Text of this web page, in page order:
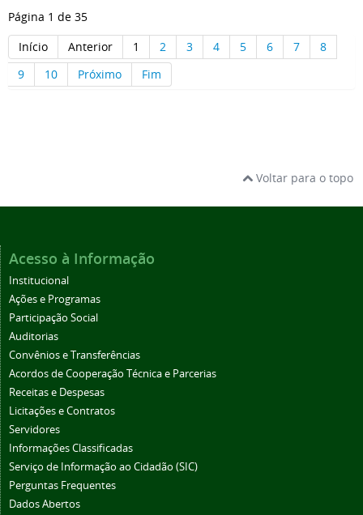
Página 1 de 35
Início
Anterior 1 2 3 4 5 6 7
8
9
10 Próximo Fim
Voltar para o topo
Acesso à Informação
Institucional
Ações e Programas
Participação Social
Auditorias
Convênios e Transferências
Acordos de Cooperação Técnica e Parcerias
Receitas e Despesas
Licitações e Contratos
Servidores
Informações Classificadas
Serviço de Informação ao Cidadão (SIC)
Perguntas Frequentes
Dados Abertos